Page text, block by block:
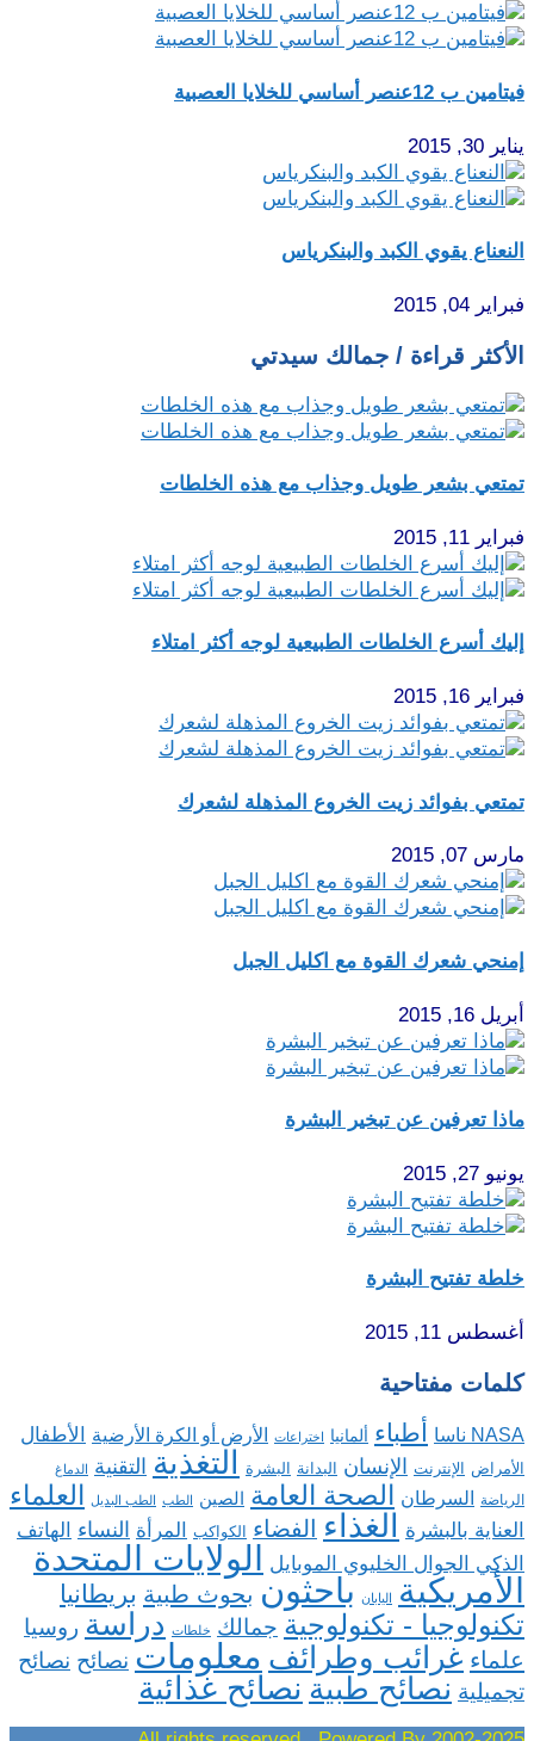
فيتامين ب 12عنصر أساسي للخلايا العصبية
يناير 30, 2015
النعناع يقوي الكبد والبنكرياس
فبراير 04, 2015
الأكثر قراءة / جمالك سيدتي
تمتعي بشعر طويل وجذاب مع هذه الخلطات
فبراير 11, 2015
إليك أسرع الخلطات الطبيعية لوجه أكثر امتلاء
فبراير 16, 2015
تمتعي بفوائد زيت الخروع المذهلة لشعرك
مارس 07, 2015
إمنحي شعرك القوة مع اكليل الجبل
أبريل 16, 2015
ماذا تعرفين عن تبخير البشرة
يونيو 27, 2015
خلطة تفتيح البشرة
أغسطس 11, 2015
كلمات مفتاحية
NASA ناسا أطباء ألمانيا اختراعات الأرض أو الكرة الأرضية الأطفال
الأمراض الإنترنت الإنسان البدانة البشرة التغذية التقنية الدماغ
الرياضة السرطان الصحة العامة الصين الطب الطب البديل العلماء
العناية بالبشرة الغذاء الفضاء الكواكب المرأة النساء
الهاتف
الذكي الجوال الخليوي الموبايل
الولايات المتحدة
الأمريكية
اليابان باحثون بحوث طبية بريطانيا
تكنولوجيا - تكنولوجية جمالك خلطات دراسة روسيا
علماء غرائب وطرائف معلومات نصائح نصائح
تجميلية نصائح طبية نصائح غذائية